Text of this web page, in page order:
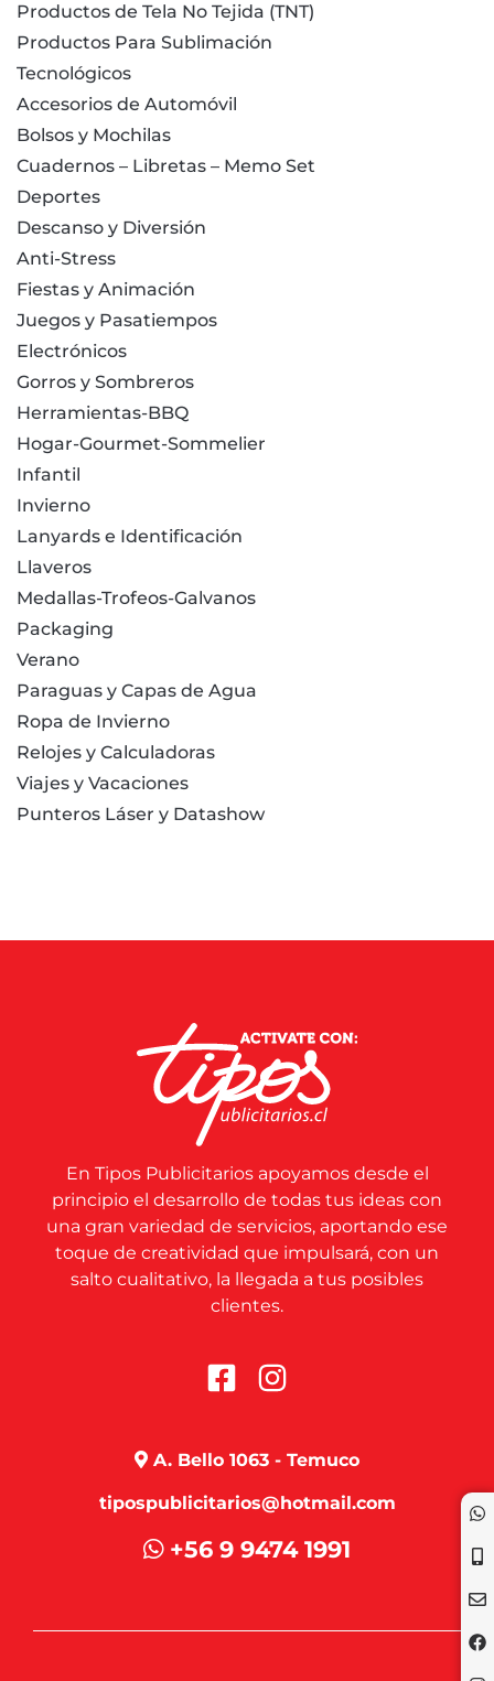
Productos de Tela No Tejida (TNT)
Productos Para Sublimación
Tecnológicos
Accesorios de Automóvil
Bolsos y Mochilas
Cuadernos – Libretas – Memo Set
Deportes
Descanso y Diversión
Anti-Stress
Fiestas y Animación
Juegos y Pasatiempos
Electrónicos
Gorros y Sombreros
Herramientas-BBQ
Hogar-Gourmet-Sommelier
Infantil
Invierno
Lanyards e Identificación
Llaveros
Medallas-Trofeos-Galvanos
Packaging
Verano
Paraguas y Capas de Agua
Ropa de Invierno
Relojes y Calculadoras
Viajes y Vacaciones
Punteros Láser y Datashow
En Tipos Publicitarios apoyamos desde el
principio el desarrollo de todas tus ideas con
una gran variedad de servicios, aportando ese
toque de creatividad que impulsará, con un
salto cualitativo, la llegada a tus posibles
clientes.
A. Bello 1063 - Temuco
tipospublicitarios@hotmail.com
+56 9 9474 1991